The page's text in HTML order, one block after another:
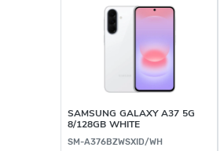
SAMSUNG GALAXY A37 5G
8/128GB WHITE
SM-A376BZWSXID/WH